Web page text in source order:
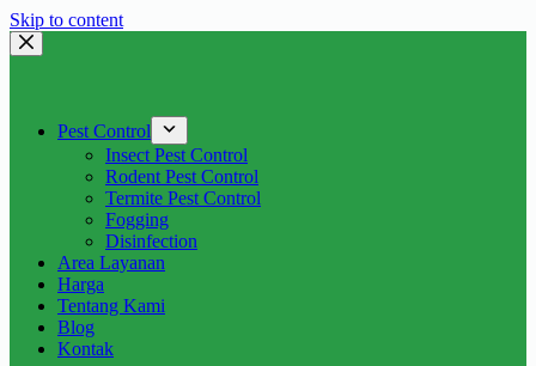
Skip to content
Pest Control
Insect Pest Control
Rodent Pest Control
Termite Pest Control
Fogging
Disinfection
Area Layanan
Harga
Tentang Kami
Blog
Kontak